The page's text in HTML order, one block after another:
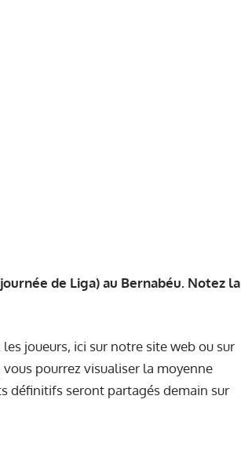
de Liga) au Bernabéu. Notez la
joueurs, ici sur notre site web ou sur
pourrez visualiser la moyenne
définitifs seront partagés demain sur